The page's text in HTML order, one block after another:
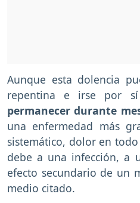
Aunque esta dolencia
repentina e irse por
permanecer durante
una enfermedad más
sistemático, dolor en
debe a una infección, a
efecto secundario de un
medio citado.